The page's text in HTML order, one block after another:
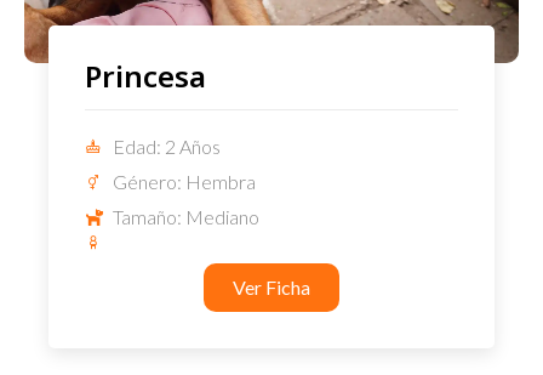
Princesa
Edad: 2 Años
Género: Hembra
Tamaño: Mediano
Ver Ficha